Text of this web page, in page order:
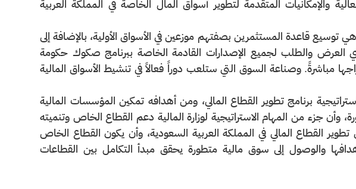
والإمكانيات المتقدمة لتطوير أسواق المال الخاصة في المملكة العربية
هي توسيع قاعدة المستثمرين بصفتهم موزعين في الأسواق الأولية، بالإضافة إلى
العرض والطلب لجميع الإصدارات القادمة الخاصة ببرنامج صكوك حكومة
مباشرةً. وصناعة السوق التي ستلعب دوراً فعالاً في تنشيط الأسواق المالية
برنامج تطوير القطاع المالي، ومن أهدافه تمكين المؤسسات المالية
جزء من المهام الاستراتيجية لوزارة المالية دعم القطاع الخاص وتنميته
2030، حيث تسعى إلى تطوير القطاع المالي في المملكة العربية السعودية، وأن يكون القطاع الخاص
والوصول إلى سوق مالية متطورة يحقق مبدأ التكامل بين القطاعات